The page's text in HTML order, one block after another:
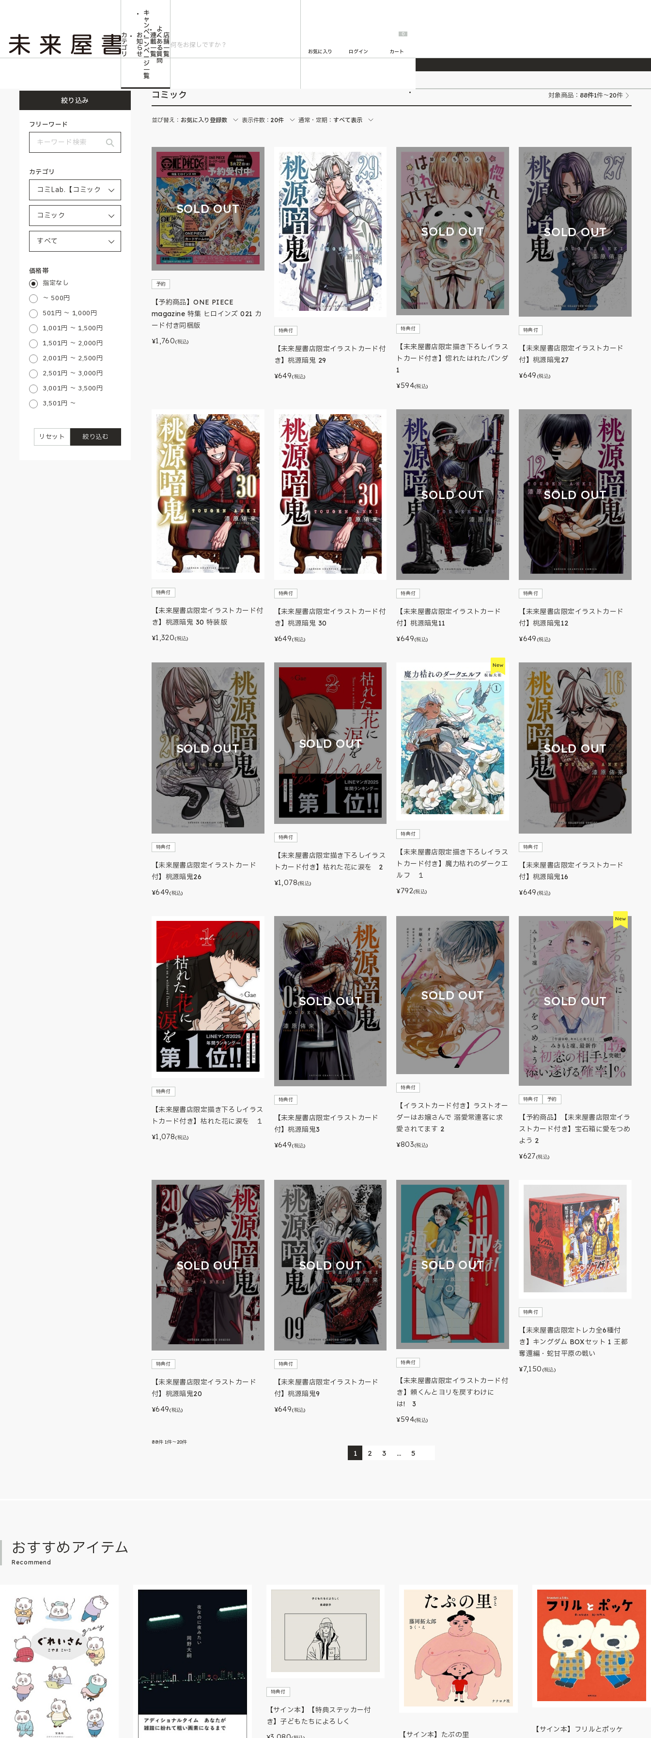
2026/7/23 『ONE PIECE magazine 021 ONE PIECEカード付き同梱版』発売延期のご案内
カ
テ
ゴ
リ
お
知
ら
せ
キ
ャ
ン
ペ
ー
ン
ペ
ー
ジ
一
覧
連
載
一
覧
よ
く
あ
る
質
問
店
舗
一
覧
お気に入り ログイン
0
カート
コミック
絞り込み
フリーワード
カテゴリ
価格帯
指定なし
～ 500円
501円 ～ 1,000円
1,001円 ～ 1,500円
1,501円 ～ 2,000円
2,001円 ～ 2,500円
2,501円 ～ 3,000円
3,001円 ～ 3,500円
3,501円 ～
絞り込む
リセット
コミック 対象商品： 88件1件～20件
並び替え： お気に入り登録数 表示件数： 20件 通常・定期： すべて表示
SOLD OUT
予約
【予約商品】ONE PIECE
magazine 特集 ヒロインズ 021 カ
ード付き同梱版
¥1,760(税込)
特典付
【未来屋書店限定イラストカード付
き】桃源暗鬼 29
¥649(税込)
SOLD OUT
特典付
【未来屋書店限定描き下ろしイラス
トカード付き】惚れたはれたパンダ
1
¥594(税込)
SOLD OUT
特典付
【未来屋書店限定イラストカード
付】桃源暗鬼27
¥649 (税込)
特典付
【未来屋書店限定イラストカード付
き】桃源暗鬼 30 特装版
¥1,320(税込)
特典付
【未来屋書店限定イラストカード付
き】桃源暗鬼 30
¥649(税込)
SOLD OUT
特典付
【未来屋書店限定イラストカード
付】桃源暗鬼11
¥649(税込)
SOLD OUT
特典付
【未来屋書店限定イラストカード
付】桃源暗鬼12
¥649 (税込)
SOLD OUT
特典付
【未来屋書店限定イラストカード
付】桃源暗鬼26
¥649(税込)
SOLD OUT
特典付
【未来屋書店限定描き下ろしイラス
トカード付き】枯れた花に涙を 2
¥1,078(税込)
特典付
【未来屋書店限定描き下ろしイラス
トカード付き】魔力枯れのダークエ
ルフ １
¥792(税込)
SOLD OUT
特典付
【未来屋書店限定イラストカード
付】桃源暗鬼16
¥649 (税込)
特典付
【未来屋書店限定描き下ろしイラス
トカード付き】枯れた花に涙を １
¥1,078(税込)
SOLD OUT
特典付
【未来屋書店限定イラストカード
付】桃源暗鬼3
¥649(税込)
SOLD OUT
特典付
【イラストカード付き】ラストオー
ダーはお嬢さんで 溺愛常連客に求
愛されてます 2
¥803(税込)
SOLD OUT
特典付 予約
【予約商品】【未来屋書店限定イラ
ストカード付き】宝石箱に愛をつめ
よう 2
¥627(税込)
SOLD OUT
特典付
【未来屋書店限定イラストカード
付】桃源暗鬼20
¥649(税込)
SOLD OUT
特典付
【未来屋書店限定イラストカード
付】桃源暗鬼9
¥649(税込)
SOLD OUT
特典付
【未来屋書店限定イラストカード付
き】頼くんとヨリを戻すわけに
は! 3
¥594(税込)
特典付
【未来屋書店限定トレカ全6種付
き】キングダム BOXセット 1 王都
奪還編・蛇甘平原の戦い
¥7,150 (税込)
88件 1件～20件
1 2 3 … 5
おすすめアイテム
Recommend
特典付
【サイン本】【特典ステッカー付
き】子どもたちによろしく
【サイン本】たぷの里
【サイン本】フリルとポッケ